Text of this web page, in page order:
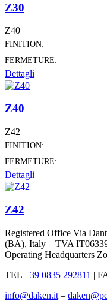
Z30
Z40
FINITION:
FERMETURE:
Dettagli
Z40
Z42
FINITION:
FERMETURE:
Dettagli
Z42
Registered Office Via
(BA), Italy – TVA
Operating Headquarters
TEL +39 0835 292811 |
info@daken.it –